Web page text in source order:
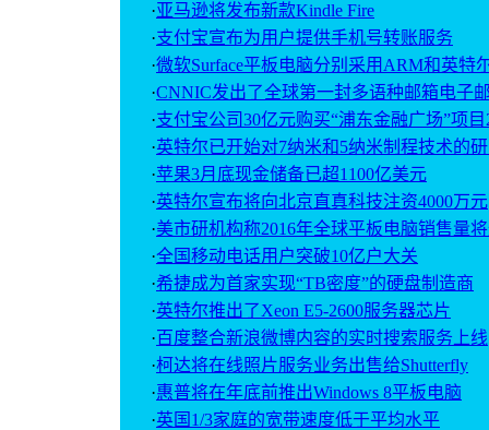
·亚马逊将发布新款Kindle Fire
·支付宝宣布为用户提供手机号转账服务
·微软Surface平板电脑分别采用ARM和英特
·CNNIC发出了全球第一封多语种邮箱电子
·支付宝公司30亿元购买“浦东金融广场”项
·英特尔已开始对7纳米和5纳米制程技术的
·苹果3月底现金储备已超1100亿美元
·英特尔宣布将向北京直真科技注资4000万元
·美市研机构称2016年全球平板电脑销售量
·全国移动电话用户突破10亿户大关
·希捷成为首家实现“TB密度”的硬盘制造商
·英特尔推出了Xeon E5-2600服务器芯片
·百度整合新浪微博内容的实时搜索服务上线
·柯达将在线照片服务业务出售给Shutterfly
·惠普将在年底前推出Windows 8平板电脑
·英国1/3家庭的宽带速度低于平均水平